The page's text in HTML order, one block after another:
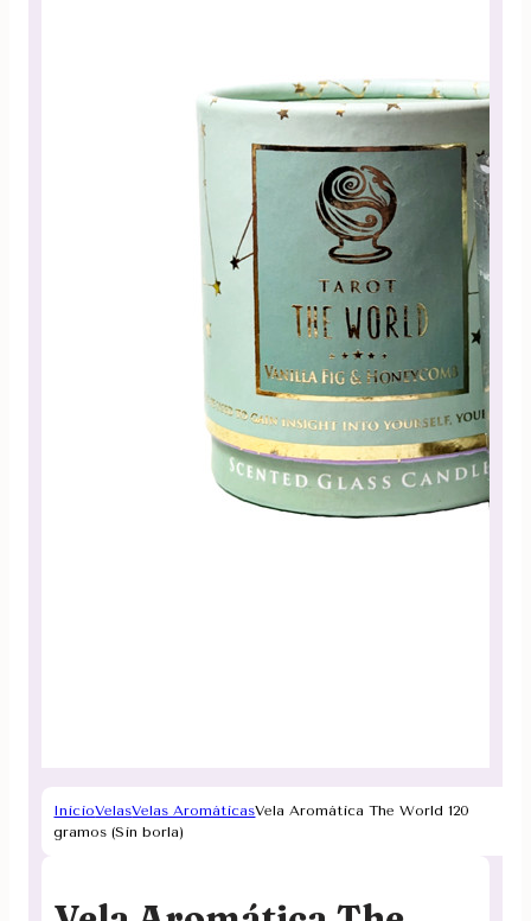
InicioVelasVelas AromáticasVela Aromática The World 120
gramos (Sin borla)